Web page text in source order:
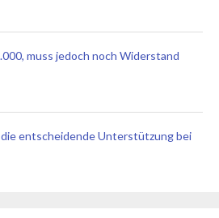
muss jedoch noch Widerstand
entscheidende Unterstützung bei